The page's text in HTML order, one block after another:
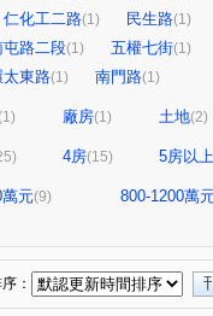
仁化工二路(1) 民生路(1)
屯路二段(1) 五權七街(1)
太東路(1) 南門路(1)
(1) 廠房(1) 土地(2)
4房(15) 5房以上
元(9)
800-1200萬
：